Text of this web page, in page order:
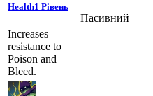
Health1 Рівень
Increases
resistance to
Poison and
Bleed.
Пасивний